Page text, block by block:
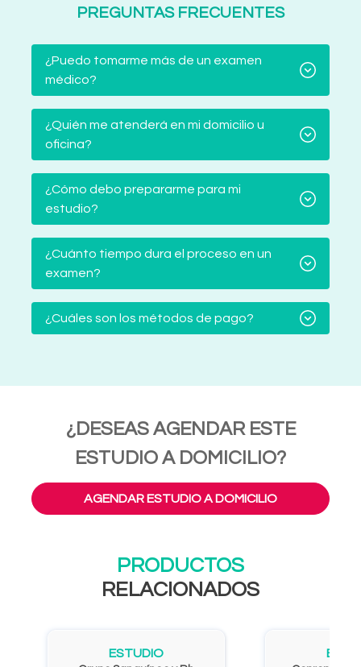
PREGUNTAS FRECUENTES
¿Puedo tomarme más de un examen
médico?
¿Quién me atenderá en mi domicilio u
oficina?
¿Cómo debo prepararme para mi
estudio?
¿Cuánto tiempo dura el proceso en un
examen?
¿Cuáles son los métodos de pago?
¿DESEAS AGENDAR ESTE
ESTUDIO A DOMICILIO?
AGENDAR ESTUDIO A DOMICILIO
PRODUCTOS
RELACIONADOS
ESTUDIO